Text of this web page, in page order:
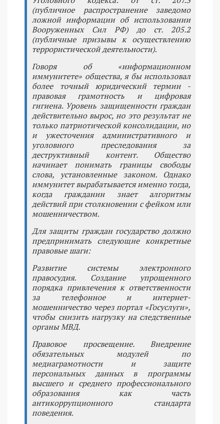
(публичное распространение заведомо
ложной информации об использовании
Вооруженных Сил РФ) до ст. 205.2
(публичные призывы к осуществлению
террористической деятельности).
Говоря об «информационном
иммунитете» общества, я бы использовал
более точный юридический термин -
правовая грамотность и цифровая
гигиена. Уровень защищенности граждан
действительно вырос, но это результат не
только патриотической консолидации, но
и ужесточения административного и
уголовного преследования за
деструктивный контент. Общество
начинает понимать границы свободы
слова, установленные законом. Однако
иммунитет вырабатывается именно тогда,
когда гражданин знает алгоритмы
действий при столкновении с фейком или
мошенничеством.
Для защиты граждан государство должно
предпринимать следующие конкретные
правовые шаги:
Развитие системы электронного
правосудия. Создание упрощенного
порядка привлечения к ответственности
за телефонное и интернет-
мошенничество через портал «Госуслуги»,
чтобы снизить нагрузку на следственные
органы МВД.
Правовое просвещение. Внедрение
обязательных модулей по
медиаграмотности и защите
персональных данных в программы
высшего и среднего профессионального
образования как часть
антикоррупционного стандарта
поведения.